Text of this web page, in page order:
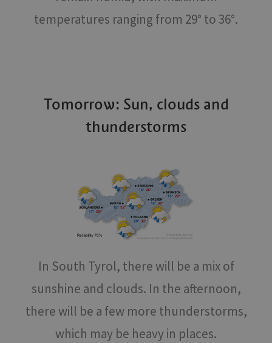
temperatures ranging from 29° to 36°.
Tomorrow: Sun, clouds and
thunderstorms
In South Tyrol, there will be a mix of
sunshine and clouds. In the afternoon,
there will be a few more thunderstorms,
which may be heavy in places.